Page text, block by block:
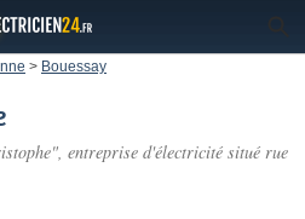
> Bouessay
entreprise d'électricité situé rue